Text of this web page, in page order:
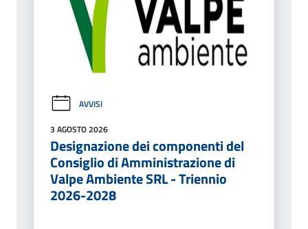
AVVISI
3 AGOSTO 2026
Designazione dei componenti del
Consiglio di Amministrazione di
Valpe Ambiente SRL - Triennio
2026-2028